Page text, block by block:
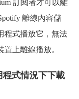
訂閱者才可以離
離線內容儲
程式播放它，無法
上離線播放。
程式情況下下載